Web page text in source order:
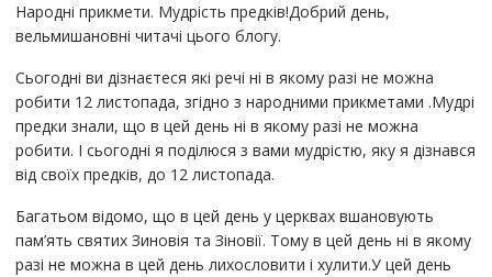
Народні прикмети. Мудрість предків!Добрий день,
вельмишановні читачі цього блогу.
Сьогодні ви дізнаєтеся які речі ні в якому разі не можна
робити 12 листопада, згідно з народними прикметами .Мудрі
предки знали, що в цей день ні в якому разі не можна
робити. І сьогодні я поділюся з вами мудрістю, яку я дізнався
від своїх предків, до 12 листопада.
Багатьом відомо, що в цей день у церквах вшановують
пам’ять святих Зиновія та Зіновії. Тому в цей день ні в якому
разі не можна в цей день лихословити і хулити.У цей день